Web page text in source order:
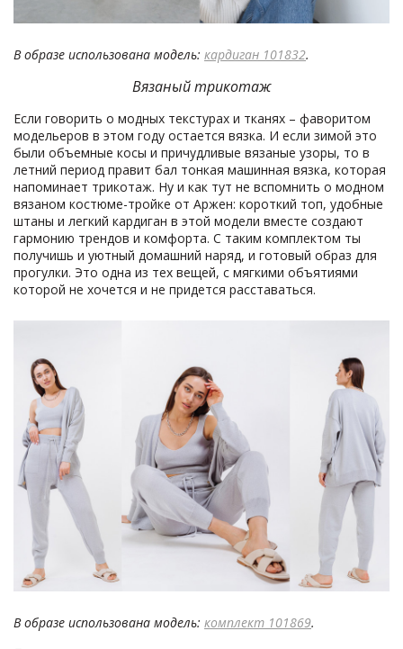
В образе использована модель: кардиган 101832.
Вязаный трикотаж
Если говорить о модных текстурах и тканях – фаворитом
модельеров в этом году остается вязка. И если зимой это
были объемные косы и причудливые вязаные узоры, то в
летний период правит бал тонкая машинная вязка, которая
напоминает трикотаж. Ну и как тут не вспомнить о модном
вязаном костюме-тройке от Аржен: короткий топ, удобные
штаны и легкий кардиган в этой модели вместе создают
гармонию трендов и комфорта. С таким комплектом ты
получишь и уютный домашний наряд, и готовый образ для
прогулки. Это одна из тех вещей, с мягкими объятиями
которой не хочется и не придется расставаться.
В образе использована модель: комплект 101869.